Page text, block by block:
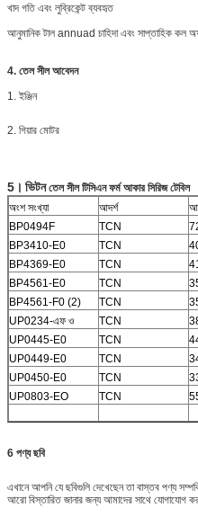
খাদ গতি এবং লুব্রিকেন্ট ব্যবহৃত
আনুমানিক টাল annuad চাহিদা এবং সাপ্তাহিক কল
4. তেল সীল আবেদন
1. ইঞ্জিন
2. গিয়ার মোটর
5। ভিটন তেল সীল টিসিএন ফর্ম আকার সিরিজ টেবিল
অংশ সংখ্যা
আদর্শ
BP0494F
TCN
BP3410-E0
TCN
BP4369-E0
TCN
BP4561-E0
TCN
BP4561-F0 (2)
TCN
UP0234-এফ ও
TCN
UP0445-E0
TCN
UP0449-E0
TCN
UP0450-E0
TCN
UP0803-EO
TCN
6 পণ্য ছবি
এখানে আপনি যে ছবিগুলি দেখেছেন তা বাস্তব পণ্য
আরো বিস্তারিত জানার জন্য আমাদের সাথে যোগাযোগ